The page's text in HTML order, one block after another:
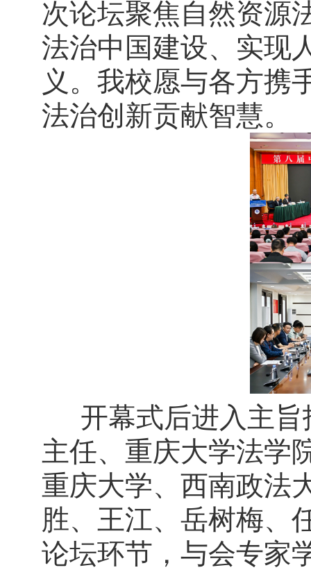
次论坛聚焦自然资源
法治中国建设、实现
义。我校愿与各方携
法治创新贡献智慧。
开幕式后进入主
主任、重庆大学法学
重庆大学、西南政法
胜、王江、岳树梅、
论坛环节，与会专家